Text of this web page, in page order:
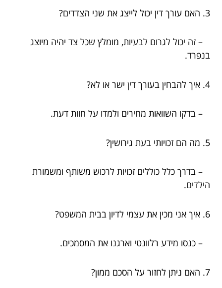
3. האם עורך דין יכול לייצג את שני הצדדים?
– זה יכול לגרום לבעיות, מומלץ שכל צד יהיה מיוצג
בנפרד.
4. איך להבחין בעורך דין ישר או לא?
– בדקו השוואות מחירים ולמדו על חוות דעת.
5. מה הם זכויותי בעת גירושין?
– בדרך כלל כוללים זכויות לרכוש משותף ומשמורת
הילדים.
6. איך אני מכין את עצמי לדיון בבית המשפט?
– כנסו מידע רלוונטי וארגנו את המסמכים.
7. האם ניתן לחזור על הסכם ממון?